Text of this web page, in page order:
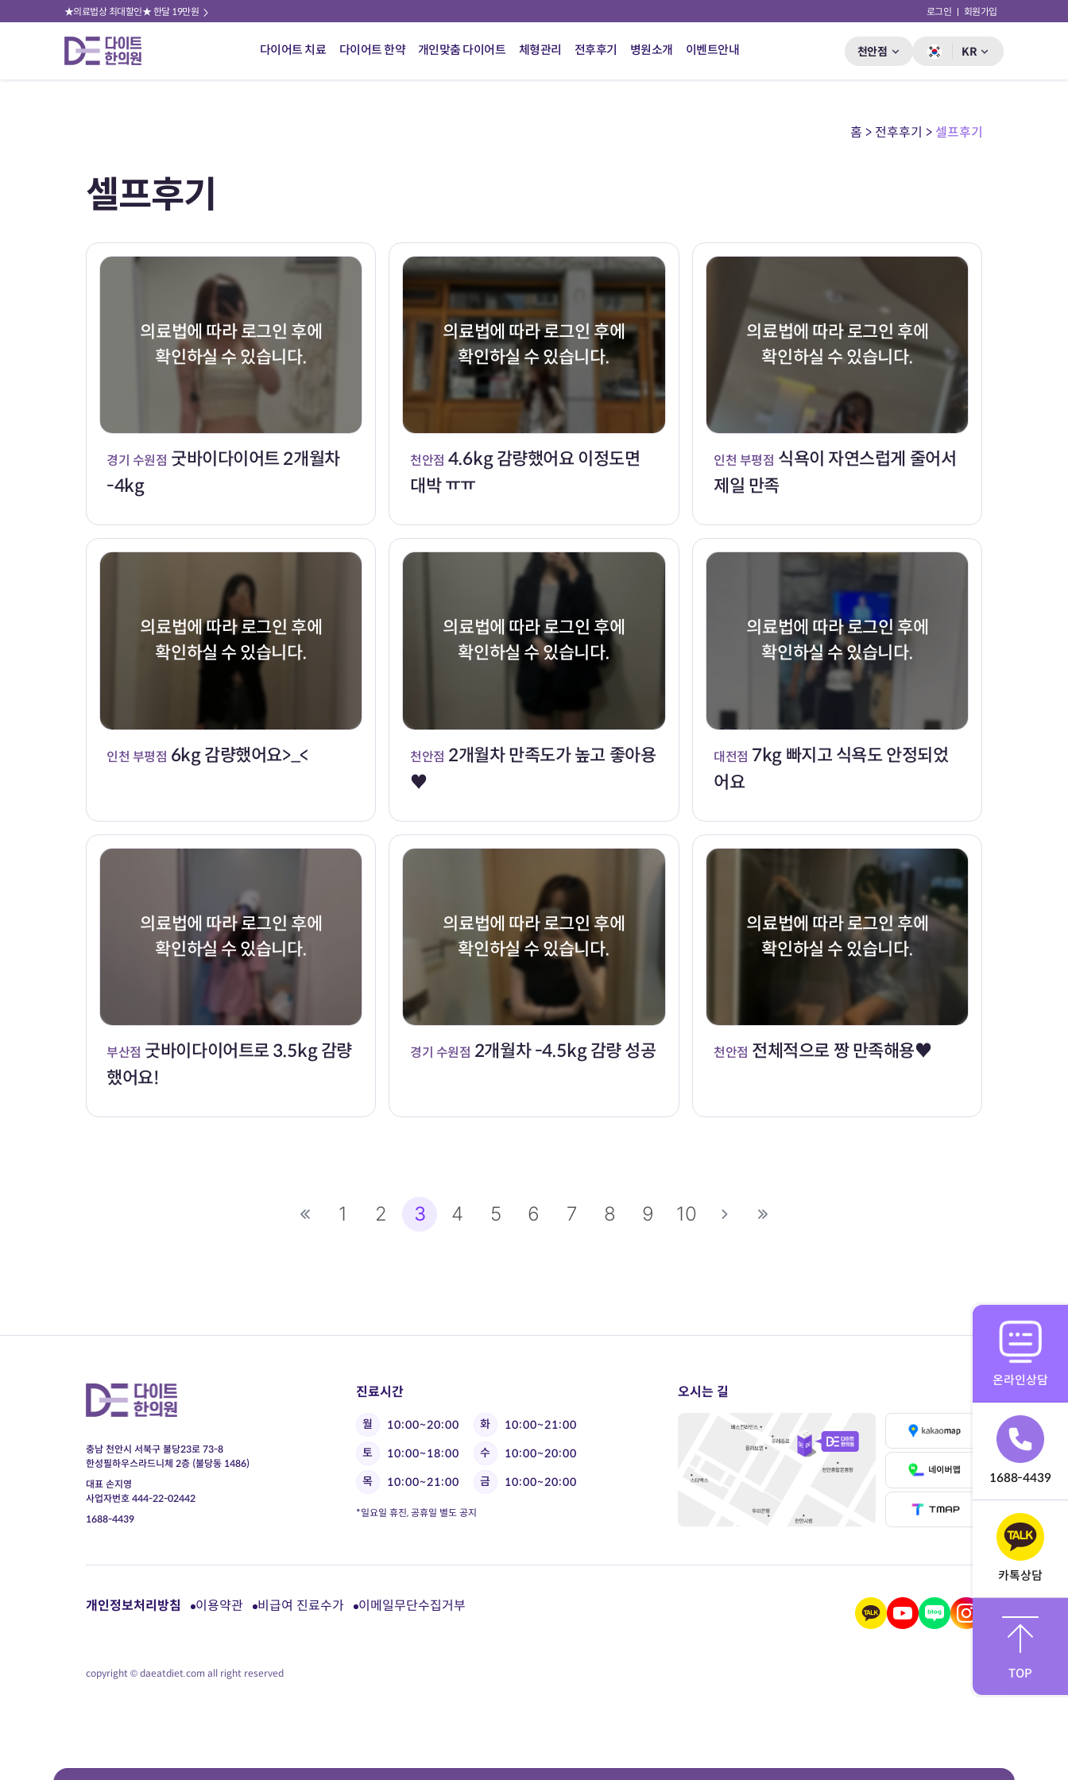
★의료법상 최대할인★ 한달 19만원 로그인 회원가입
다이어트 치료 다이어트 한약 개인맞춤 다이어트 체형관리 전후후기 병원소개 이벤트안내 천안점 KR
홈 > 전후후기 > 셀프후기
셀프후기
의료법에 따라 로그인 후에
확인하실 수 있습니다.
경기 수원점 굿바이다이어트 2개월차
-4kg
의료법에 따라 로그인 후에
확인하실 수 있습니다.
천안점 4.6kg 감량했어요 이정도면
대박 ㅠㅠ
의료법에 따라 로그인 후에
확인하실 수 있습니다.
인천 부평점 식욕이 자연스럽게 줄어서
제일 만족
의료법에 따라 로그인 후에
확인하실 수 있습니다.
인천 부평점 6kg 감량했어요>_<
의료법에 따라 로그인 후에
확인하실 수 있습니다.
천안점 2개월차 만족도가 높고 좋아용
♥
의료법에 따라 로그인 후에
확인하실 수 있습니다.
대전점 7kg 빠지고 식욕도 안정되었
어요
의료법에 따라 로그인 후에
확인하실 수 있습니다.
부산점 굿바이다이어트로 3.5kg 감량
했어요!
의료법에 따라 로그인 후에
확인하실 수 있습니다.
경기 수원점 2개월차 -4.5kg 감량 성공
의료법에 따라 로그인 후에
확인하실 수 있습니다.
천안점 전체적으로 짱 만족해용♥
1 2 3 4 5 6 7 8 9 10
다음 맨끝
충남 천안시 서북구 불당23로 73-8
한성필하우스라드니체 2층 (불당동 1486)
대표 손지영
사업자번호 444-22-02442
1688-4439
진료시간
월 10:00~20:00 화
10:00~21:00
토
10:00~18:00 수
10:00~20:00
목
10:00~21:00 금 10:00~20:00
*일요일 휴진, 공휴일 별도 공지
오시는 길
개인정보처리방침 이용약관 비급여 진료수가 이메일무단수집거부
copyright © daeatdiet.com all right reserved
로
가
온라인상담
1688-4439
카톡상담
TOP